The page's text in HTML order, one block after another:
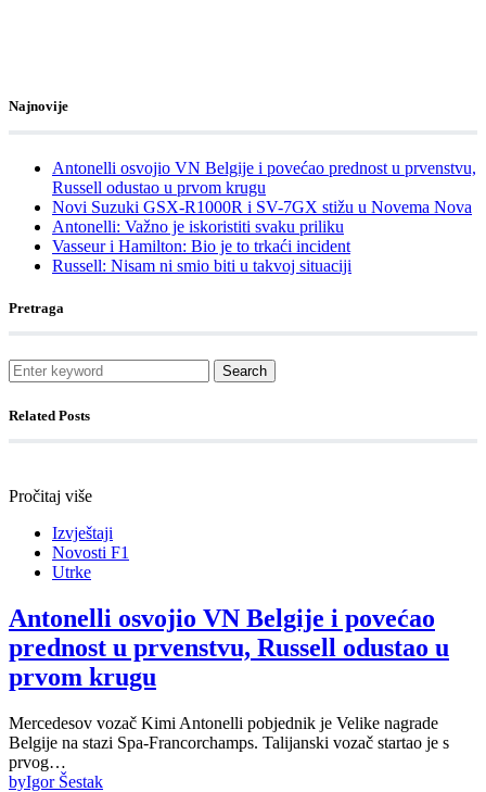
Najnovije
Antonelli osvojio VN Belgije i povećao prednost u prvenstvu,
Russell odustao u prvom krugu
Novi Suzuki GSX-R1000R i SV-7GX stižu u Novema Nova
Antonelli: Važno je iskoristiti svaku priliku
Vasseur i Hamilton: Bio je to trkaći incident
Russell: Nisam ni smio biti u takvoj situaciji
Pretraga
Search
Related Posts
Pročitaj više
Izvještaji
Novosti F1
Utrke
Antonelli osvojio VN Belgije i povećao
prednost u prvenstvu, Russell odustao u
prvom krugu
Mercedesov vozač Kimi Antonelli pobjednik je Velike nagrade
Belgije na stazi Spa-Francorchamps. Talijanski vozač startao je s
prvog…
byIgor Šestak